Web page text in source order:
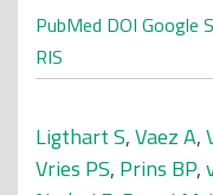
PubMed DOI Google
RIS
Ligthart S,Vaez A,
Vries PS, Prins BP,